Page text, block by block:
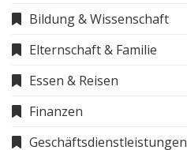
Bildung & Wissenschaft
Elternschaft & Familie
Essen & Reisen
Finanzen
Geschäftsdienstleistungen